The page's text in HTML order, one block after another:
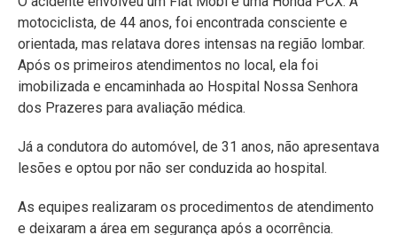
motociclista, de 44 anos, foi encontrada consciente e
orientada, mas relatava dores intensas na região lombar.
Após os primeiros atendimentos no local, ela foi
imobilizada e encaminhada ao Hospital Nossa Senhora
dos Prazeres para avaliação médica.
Já a condutora do automóvel, de 31 anos, não apresentava
lesões e optou por não ser conduzida ao hospital.
As equipes realizaram os procedimentos de atendimento
e deixaram a área em segurança após a ocorrência.